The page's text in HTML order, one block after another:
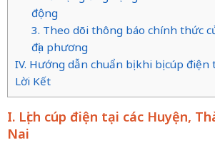
động
3. Theo dõi thông báo chính thức
địa phương
IV. Hướng dẫn chuẩn bị khi bị cúp
Lời Kết
I. Lịch cúp điện tại các Huyện,
Nai